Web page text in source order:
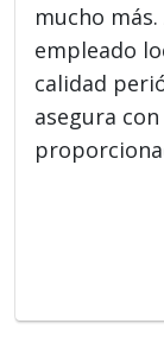
mucho
empleado
calidad
asegura